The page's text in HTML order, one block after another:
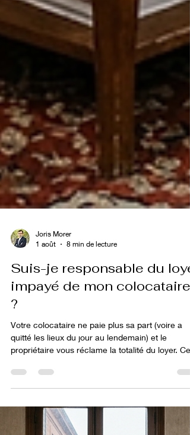
Suis-je responsable du
impayé de mon colocataire
?
Votre colocataire ne paie plus sa part (voire a
quitté les lieux du jour au lendemain) et le
situation, extrêmement fréquente, révèle une
clause que la plupart des colocataires signent
solidarité. La réponse tient en une phrase : oui,
votre bail contient une clause de solidarité et